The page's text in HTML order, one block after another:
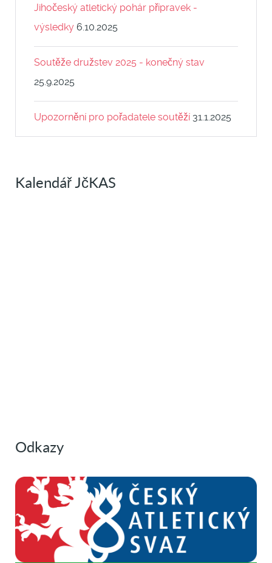
Jihočeský atletický pohár přípravek -
výsledky 6.10.2025
Soutěže družstev 2025 - konečný stav
25.9.2025
Upozornění pro pořadatele soutěží 31.1.2025
Kalendář JčKAS
Odkazy